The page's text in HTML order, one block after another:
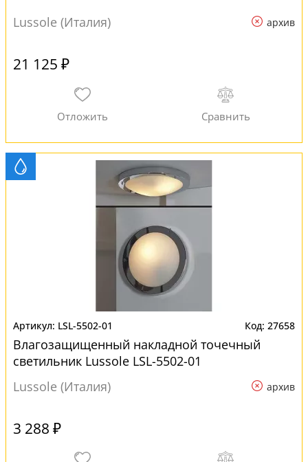
Lussole (Италия) архив
21 125 ₽
LSL-5502-01 27658
Влагозащищенный накладной точечный
светильник Lussole LSL-5502-01
Lussole (Италия)
архив
3 288 ₽